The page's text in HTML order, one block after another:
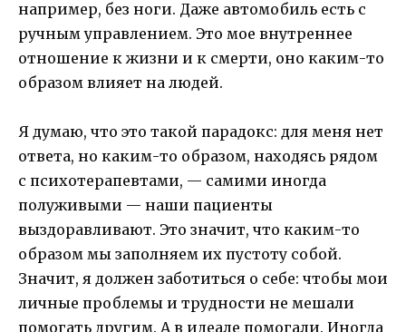
например, без ноги. Даже автомобиль есть с
ручным управлением. Это мое внутреннее
отношение к жизни и к смерти, оно каким-то
образом влияет на людей.
Я думаю, что это такой парадокс: для меня нет
ответа, но каким-то образом, находясь рядом
с психотерапевтами, — самими иногда
полуживыми — наши пациенты
выздоравливают. Это значит, что каким-то
образом мы заполняем их пустоту собой.
Значит, я должен заботиться о себе: чтобы мои
личные проблемы и трудности не мешали
помогать другим. А в идеале помогали. Иногда